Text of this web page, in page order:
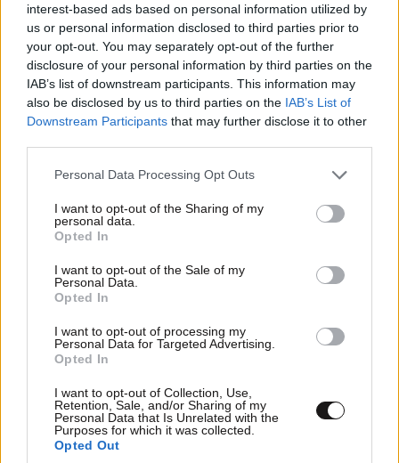
interest-based ads based on personal information utilized by
us or personal information disclosed to third parties prior to
your opt-out. You may separately opt-out of the further
disclosure of your personal information by third parties on the
IAB’s list of downstream participants. This information may
also be disclosed by us to third parties on the IAB’s List of
Downstream Participants that may further disclose it to other
Please note that this website/app uses one or more Google
not limited to your visit or usage behaviour. You may click to
grant or deny consent to Google and its third-party tags to
use your data for below specified purposes in below Google
consent section.
Personal Data Processing Opt Outs
I want to opt-out of the Sharing of my
personal data.
Opted In
I want to opt-out of the Sale of my
Personal Data.
Opted In
I want to opt-out of processing my
Personal Data for Targeted Advertising.
Opted In
I want to opt-out of Collection, Use,
Retention, Sale, and/or Sharing of my
Personal Data that Is Unrelated with the
Purposes for which it was collected.
Opted Out
πολυτελής beauty προορισμός του καλοκαιριού
Αυτές οι 3 οικονομικές μάσκες μαλλιών από
σούπερ μάρκετ θα αλλάξουν την υφή των
μαλλιών σας